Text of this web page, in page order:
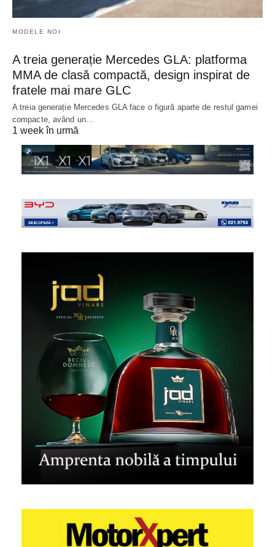
MODELE NOI
A treia generație Mercedes GLA: platforma
MMA de clasă compactă, design inspirat de
fratele mai mare GLC
A treia generație Mercedes GLA face o figură aparte de restul gamei
compacte, având un…
1 week în urmă